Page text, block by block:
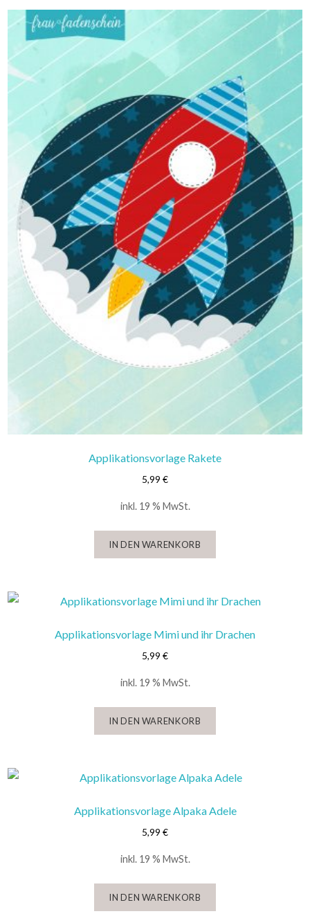
Applikationsvorlage Rakete
5,99 €
inkl. 19 % MwSt.
IN DEN WARENKORB
Applikationsvorlage Mimi und ihr Drachen
5,99 €
inkl. 19 % MwSt.
IN DEN WARENKORB
Applikationsvorlage Alpaka Adele
5,99 €
inkl. 19 % MwSt.
IN DEN WARENKORB